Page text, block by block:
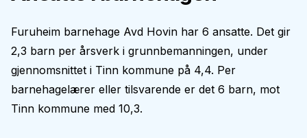
Furuheim barnehage Avd Hovin har 6 ansatte. Det gir
2,3 barn per årsverk i grunnbemanningen, under
gjennomsnittet i Tinn kommune på 4,4. Per
barnehagelærer eller tilsvarende er det 6 barn, mot
Tinn kommune med 10,3.